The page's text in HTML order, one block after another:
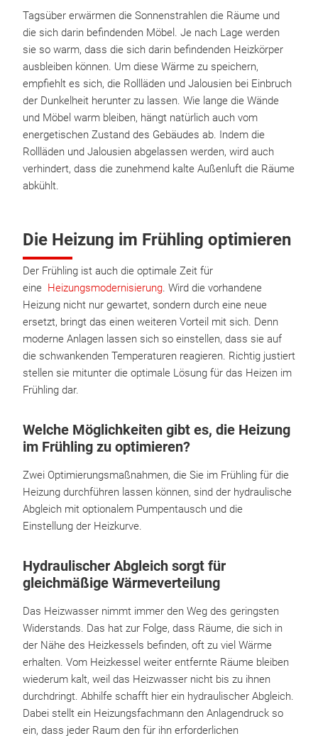
Tagsüber erwärmen die Sonnenstrahlen die Räume und
die sich darin befindenden Möbel. Je nach Lage werden
sie so warm, dass die sich darin befindenden Heizkörper
ausbleiben können. Um diese Wärme zu speichern,
empfiehlt es sich, die Rollläden und Jalousien bei Einbruch
der Dunkelheit herunter zu lassen. Wie lange die Wände
und Möbel warm bleiben, hängt natürlich auch vom
energetischen Zustand des Gebäudes ab. Indem die
Rollläden und Jalousien abgelassen werden, wird auch
verhindert, dass die zunehmend kalte Außenluft die Räume
abkühlt.
Die Heizung im Frühling optimieren
Der Frühling ist auch die optimale Zeit für
eine Heizungsmodernisierung. Wird die vorhandene
Heizung nicht nur gewartet, sondern durch eine neue
ersetzt, bringt das einen weiteren Vorteil mit sich. Denn
moderne Anlagen lassen sich so einstellen, dass sie auf
die schwankenden Temperaturen reagieren. Richtig justiert
stellen sie mitunter die optimale Lösung für das Heizen im
Frühling dar.
Welche Möglichkeiten gibt es, die Heizung
im Frühling zu optimieren?
Zwei Optimierungsmaßnahmen, die Sie im Frühling für die
Heizung durchführen lassen können, sind der hydraulische
Abgleich mit optionalem Pumpentausch und die
Einstellung der Heizkurve.
Hydraulischer Abgleich sorgt für
gleichmäßige Wärmeverteilung
Das Heizwasser nimmt immer den Weg des geringsten
Widerstands. Das hat zur Folge, dass Räume, die sich in
der Nähe des Heizkessels befinden, oft zu viel Wärme
erhalten. Vom Heizkessel weiter entfernte Räume bleiben
wiederum kalt, weil das Heizwasser nicht bis zu ihnen
durchdringt. Abhilfe schafft hier ein hydraulischer Abgleich.
Dabei stellt ein Heizungsfachmann den Anlagendruck so
ein, dass jeder Raum den für ihn erforderlichen